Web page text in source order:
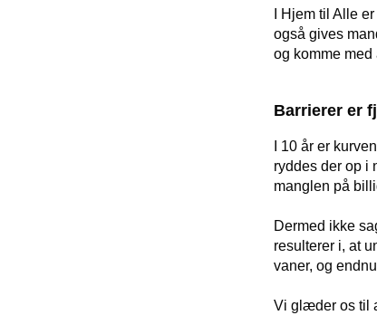
I Hjem til Alle
også gives
og komme med
Barrierer er
I 10 år er
ryddes der op i
manglen på
Dermed ikke
resulterer i, at
vaner, og
Vi glæder os til